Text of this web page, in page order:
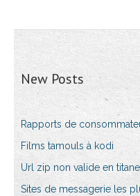
New Posts
Rapports de
Films tamouls à kodi
Url zip non valide en titane
Sites de messagerie les